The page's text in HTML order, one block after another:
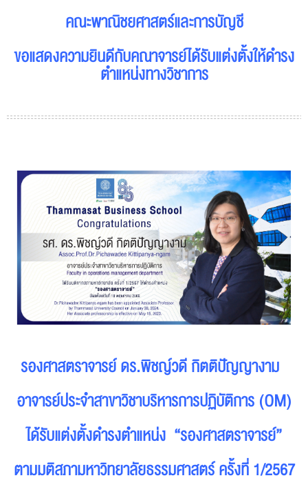
คณะพาณิชยศาสตร์และการบัญชี
ขอแสดงความยินดีกับคณาจารย์ได้รับแต่งตั้งให้ดำรง
ตำแหน่งทางวิชาการ
รองศาสตราจารย์ ดร.พิชญ์วดี กิตติปัญญางาม
อาจารย์ประจำสาขาวิชาบริหารการปฏิบัติการ (OM)
ได้รับแต่งตั้งดำรงตำแหน่ง “รองศาสตราจารย์”
ตามมติสภามหาวิทยาลัยธรรมศาสตร์ ครั้งที่ 1/2567